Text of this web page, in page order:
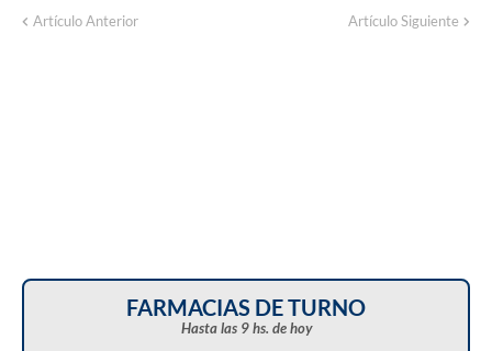
Artículo Anterior Artículo Siguiente
FARMACIAS DE TURNO
Hasta las 9 hs. de hoy